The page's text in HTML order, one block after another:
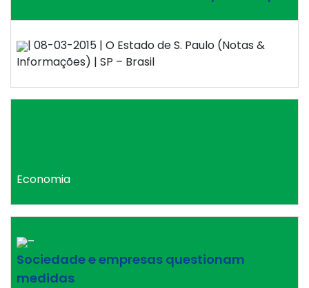
| 08-03-2015 | O Estado de S. Paulo (Notas &
Informações) | SP – Brasil
Economia
–
Sociedade e empresas questionam
medidas